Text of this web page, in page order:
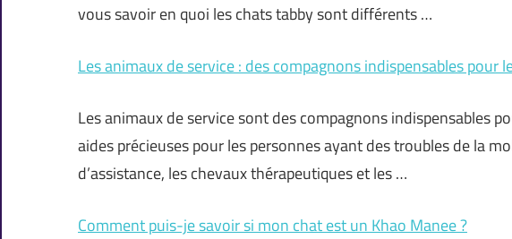
vous savoir en quoi les chats tabby sont différents …
Les animaux de service : des compagnons indispensables pour
Les animaux de service sont des compagnons indispensables
aides précieuses pour les personnes ayant des troubles de la
d’assistance, les chevaux thérapeutiques et les …
Comment puis-je savoir si mon chat est un Khao Manee ?